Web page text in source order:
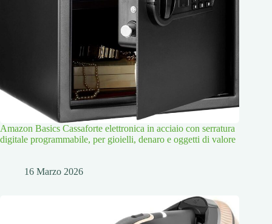
Amazon Basics Cassaforte elettronica in acciaio con serratura
digitale programmabile, per gioielli, denaro e oggetti di valore
16 Marzo 2026